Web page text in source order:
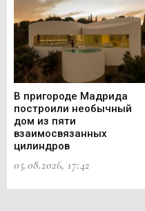
В пригороде Мадрида
построили необычный
дом из пяти
взаимосвязанных
цилиндров
05.08.2026, 17:42